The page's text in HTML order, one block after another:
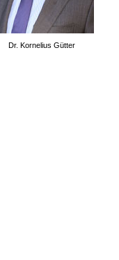
Dr. Kornelius Gütter